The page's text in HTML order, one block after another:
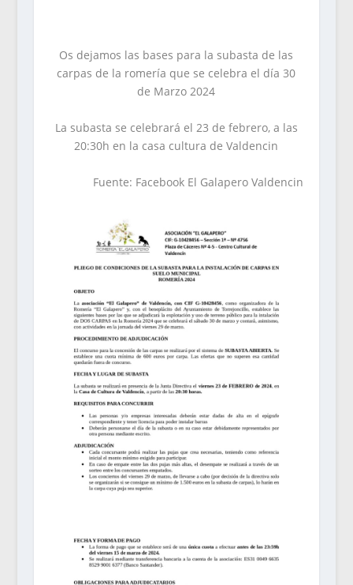
Os dejamos las bases para la subasta de las
carpas de la romería que se celebra el día 30
de Marzo 2024
La subasta se celebrará el 23 de febrero, a las
20:30h en la casa cultura de Valdencin
Fuente: Facebook El Galapero Valdencin